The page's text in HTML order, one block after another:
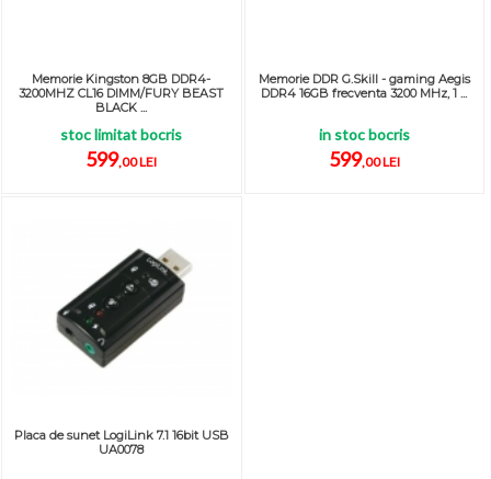
Memorie Kingston 8GB DDR4-
3200MHZ CL16 DIMM/FURY BEAST
BLACK ...
stoc limitat bocris
599,00 LEI
Memorie DDR G.Skill - gaming Aegis
DDR4 16GB frecventa 3200 MHz, 1 ...
in stoc bocris
599,00 LEI
Placa de sunet LogiLink 7.1 16bit USB
UA0078